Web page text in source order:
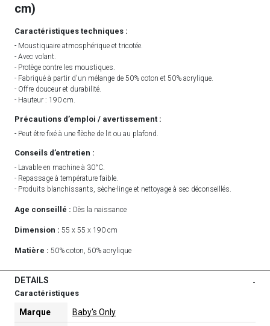
cm)
Caractéristiques techniques :
- Moustiquaire atmosphérique et tricotée.
- Avec volant.
- Protège contre les moustiques.
- Fabriqué à partir d'un mélange de 50% coton et 50% acrylique.
- Offre douceur et durabilité.
- Hauteur : 190 cm.
Précautions d’emploi / avertissement :
- Peut être fixé à une flèche de lit ou au plafond.
Conseils d’entretien :
- Lavable en machine à 30°C.
- Repassage à température faible.
- Produits blanchissants, sèche-linge et nettoyage à sec déconseillés.
Age conseillé : Dès la naissance
Dimension : 55 x 55 x 190 cm
Matière : 50% coton, 50% acrylique
DETAILS -
Caractéristiques
Marque Baby's Only